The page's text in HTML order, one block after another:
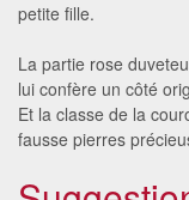
petite fille.
La partie rose
lui confère un côté
Et la classe de la
fausse pierres